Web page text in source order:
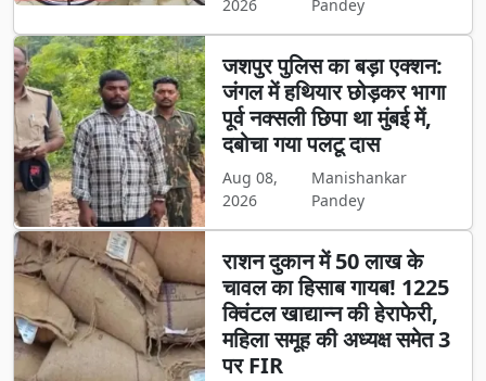
2026
Pandey
जशपुर पुलिस का बड़ा एक्शन:
जंगल में हथियार छोड़कर भागा
पूर्व नक्सली छिपा था मुंबई में,
दबोचा गया पलटू दास
Aug 08,
2026
Manishankar
Pandey
राशन दुकान में 50 लाख के
चावल का हिसाब गायब! 1225
क्विंटल खाद्यान्न की हेराफेरी,
महिला समूह की अध्यक्ष समेत 3
पर FIR